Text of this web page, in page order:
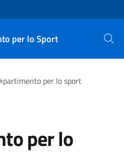
per lo Sport Cerca
per lo sport
per lo